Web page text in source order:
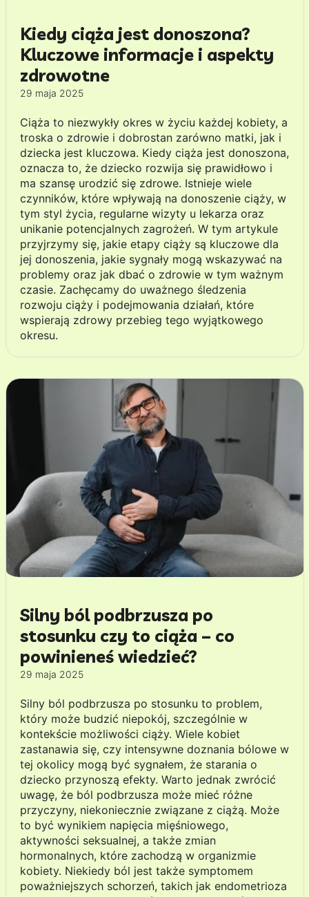
Kiedy ciąża jest donoszona?
Kluczowe informacje i aspekty
zdrowotne
29 maja 2025
Ciąża to niezwykły okres w życiu każdej kobiety, a
troska o zdrowie i dobrostan zarówno matki, jak i
dziecka jest kluczowa. Kiedy ciąża jest donoszona,
oznacza to, że dziecko rozwija się prawidłowo i
ma szansę urodzić się zdrowe. Istnieje wiele
czynników, które wpływają na donoszenie ciąży, w
tym styl życia, regularne wizyty u lekarza oraz
unikanie potencjalnych zagrożeń. W tym artykule
przyjrzymy się, jakie etapy ciąży są kluczowe dla
jej donoszenia, jakie sygnały mogą wskazywać na
problemy oraz jak dbać o zdrowie w tym ważnym
czasie. Zachęcamy do uważnego śledzenia
rozwoju ciąży i podejmowania działań, które
wspierają zdrowy przebieg tego wyjątkowego
okresu.
Silny ból podbrzusza po
stosunku czy to ciąża – co
powinieneś wiedzieć?
29 maja 2025
Silny ból podbrzusza po stosunku to problem,
który może budzić niepokój, szczególnie w
kontekście możliwości ciąży. Wiele kobiet
zastanawia się, czy intensywne doznania bólowe w
tej okolicy mogą być sygnałem, że starania o
dziecko przynoszą efekty. Warto jednak zwrócić
uwagę, że ból podbrzusza może mieć różne
przyczyny, niekoniecznie związane z ciążą. Może
to być wynikiem napięcia mięśniowego,
aktywności seksualnej, a także zmian
hormonalnych, które zachodzą w organizmie
kobiety. Niekiedy ból jest także symptomem
poważniejszych schorzeń, takich jak endometrioza